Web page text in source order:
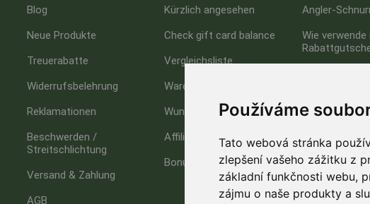
Používáme
Tato webová stránka
zlepšení vašeho zážitku z
základní funkčnosti webu,
zájmu o naše produkty a
Blog
Neue Produkte
Treuerabatte
Widerrufsbelehrung
Reklamationen
Beschwerden /
Streitschlichtung
Versand & Zahlung
AGB
Kürzlich angesehen
Check gift card balance
Vergleichsliste
Warenkorb
Wunschliste
Affiliate
Bonuspunkte
Angler-
Wie verwende